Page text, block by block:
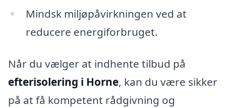
Mindsk miljøpåvirkningen ved at
reducere energiforbruget.
Når du vælger at indhente tilbud på
efterisolering i Horne, kan du være sikker
på at få kompetent rådgivning og